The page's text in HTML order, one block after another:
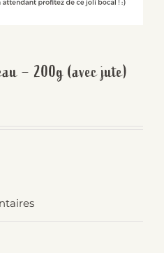
– 200g (avec jute)